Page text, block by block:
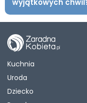
wyjątkowych
Kuchnia
Uroda
Dziecko